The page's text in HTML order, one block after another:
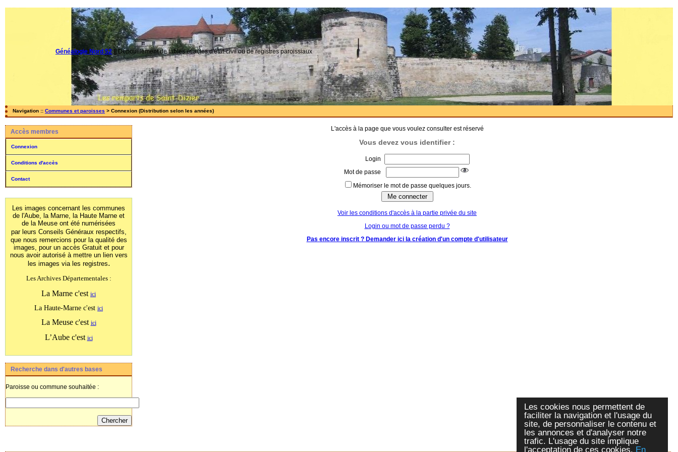
Les cookies nous permettent de
faciliter la navigation et l'usage du
site, de personnaliser le contenu et
les annonces et d'analyser notre
trafic. L'usage du site implique
l'acceptation de ces cookies. En
Généalogie Nord 52|| Dépouillement de tables et actes d'état-civil ou de registres paroissiaux
Navigation :: Communes et paroisses > Connexion (Distribution selon les années)
Accès membres
Connexion
Conditions d'accès
Contact
Les images concernant les communes
de l'Aube, la Marne, la Haute Marne et
de la Meuse ont été numérisées
par leurs Conseils Généraux respectifs,
que nous remercions pour la qualité des
images, pour un accès Gratuit et pour
nous avoir autorisé à mettre un lien vers
les images via les registres.
Les Archives Départementales :
La Marne c'est ici
La Haute-Marne c'est ici
La Meuse c'est ici
L’Aube c'est ici
Recherche dans d'autres bases
Paroisse ou commune souhaitée :
L'accès à la page que vous voulez consulter est réservé
Vous devez vous identifier :
Login
Mot de passe
Mémoriser le mot de passe quelques jours.
Voir les conditions d'accès à la partie privée du site
Login ou mot de passe perdu ?
Pas encore inscrit ? Demander ici la création d'un compte d'utilisateur